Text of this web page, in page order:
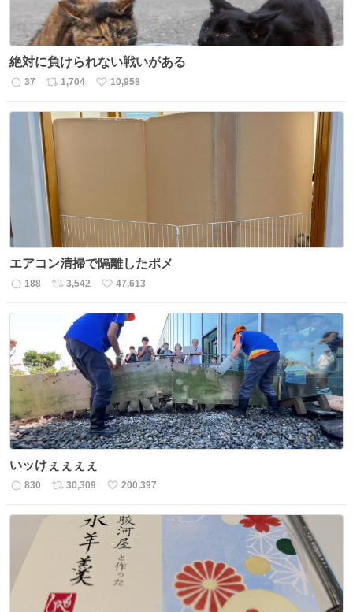
絶対に負けられない戦いがある
返
37
リ
ス
ト
数
1,704
い
ね
10,958
エアコン清掃で隔離したポメ
返
188
リ
数
3,542
い
ね
数
47,613
いッけぇぇぇぇ
返
830
リ
30,309
い
ね
数
200,397